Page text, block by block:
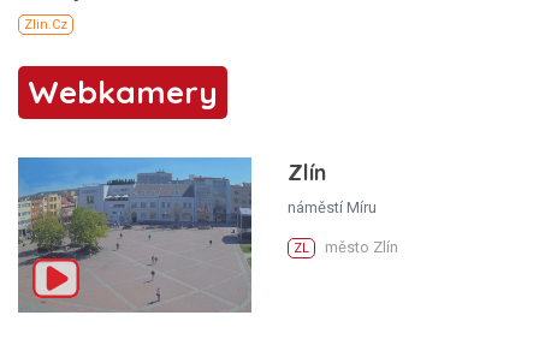
Webkamery
Zlín
náměstí Míru
ZL město Zlín